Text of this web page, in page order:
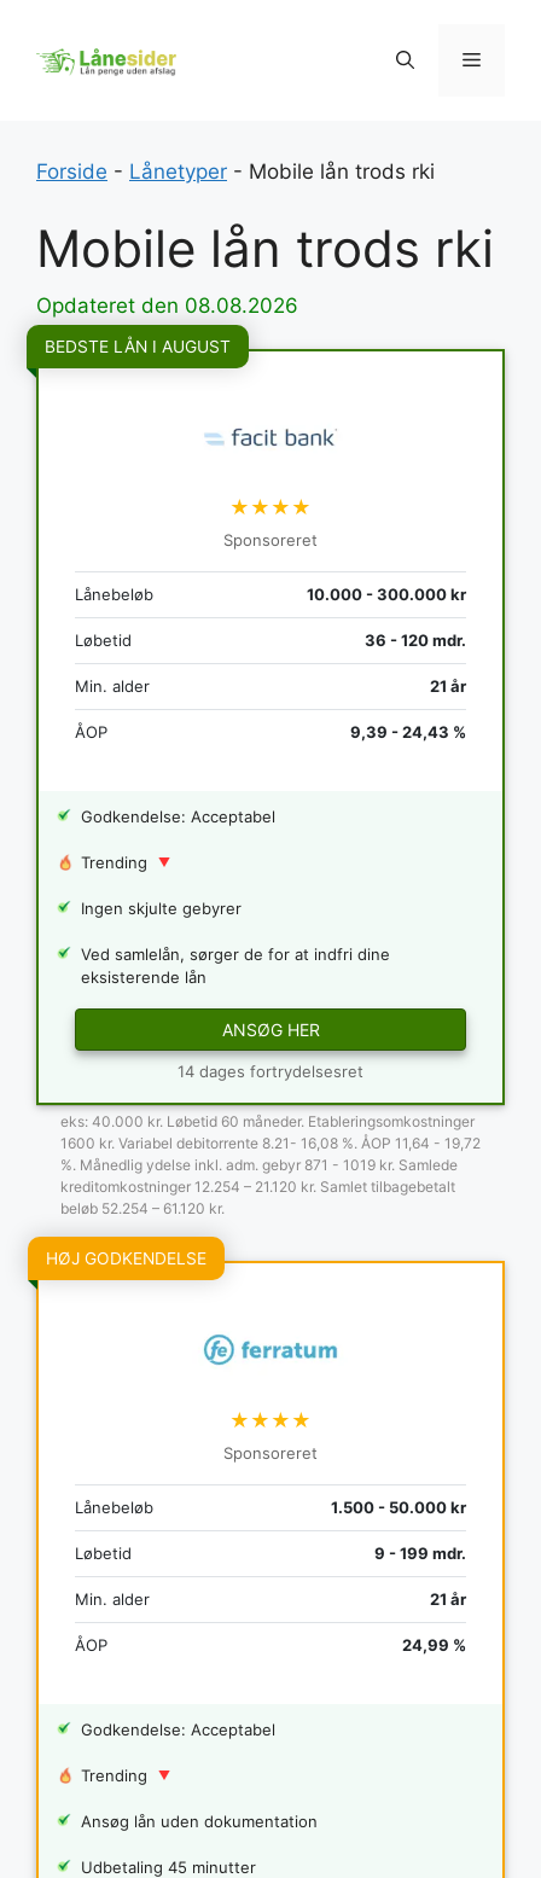
indhold
Menu
Forside - Lånetyper - Mobile lån trods rki
Mobile lån trods rki
Opdateret den 08.08.2026
BEDSTE LÅN I AUGUST
★★★★
Sponsoreret
Lånebeløb 10.000 - 300.000 kr
Løbetid 36 - 120 mdr.
Min. alder 21 år
ÅOP 9,39 - 24,43 %
Godkendelse: Acceptabel
Trending
Ingen skjulte gebyrer
Ved samlelån, sørger de for at indfri dine
eksisterende lån
ANSØG HER
14 dages fortrydelsesret
eks: 40.000 kr. Løbetid 60 måneder. Etableringsomkostninger
1600 kr. Variabel debitorrente 8.21- 16,08 %. ÅOP 11,64 - 19,72
%. Månedlig ydelse inkl. adm. gebyr 871 - 1019 kr. Samlede
kreditomkostninger 12.254 – 21.120 kr. Samlet tilbagebetalt
beløb 52.254 – 61.120 kr.
HØJ GODKENDELSE
★★★★
Sponsoreret
Lånebeløb 1.500 - 50.000 kr
Løbetid 9 - 199 mdr.
Min. alder 21 år
ÅOP 24,99 %
Godkendelse: Acceptabel
Trending
Ansøg lån uden dokumentation
Udbetaling 45 minutter